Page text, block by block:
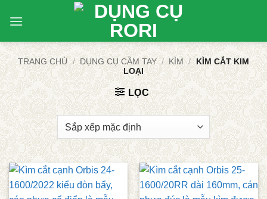
qua
dung
TRANG CHỦ / DỤNG CỤ CẦM TAY / KÌM / KÌM CẮT KIM
LOẠI
LỌC